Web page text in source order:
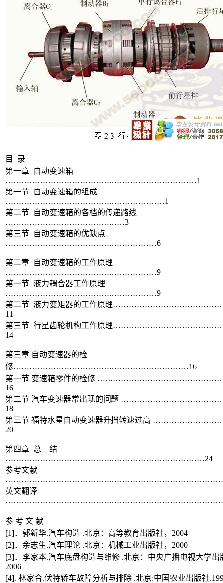
目 录
第一章 自动变速箱
………………………………………………………………1
第一节 自动变速箱的组成
……………………………………………………1
第二节 自动变速箱的各档的传递路线
………………………………………3
第三节 自动变速箱的优缺点
…………………………………………………6
第二章 自动变速箱的工作原理
…………………………………………………9
第一节 液力耦合器工作原理
…………………………………………………9
第二节 液力变矩器的工作原理
11
第三节 行星齿轮机构工作原理
14
第三章 自动变速器的检
修…………………………………………………………16
第一节 变速箱零件的检修
16
第二节 汽车变速器常出现的问题
18
第三节 福特水星自动变速器升挡转速过高
20
第四章 总 结
…………………………………………………………………24
参考文献
英文翻译
参 考 文 献
[1]．郭新华.汽车构造 .北京：高等教育出版社，2004
[2]．余志生.汽车理论 .北京：机械工业出版社，2000
[3]．李家本.汽车底盘构造与维修 .北京：中央广播电视大学出
2006
[4]. 林家合.伏特轿车故障分析与排除 .北京:中国农业出版社